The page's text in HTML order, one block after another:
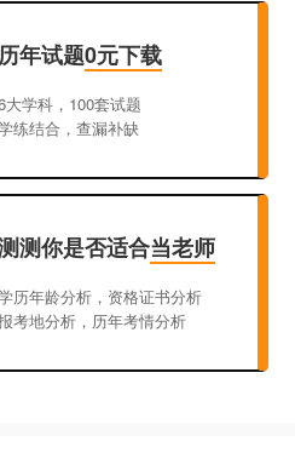
历年试题0元下载
大学科，100套试题
练结合，查漏补缺
测你是否适合当老师
历年龄分析，资格证书分析
考地分析，历年考情分析